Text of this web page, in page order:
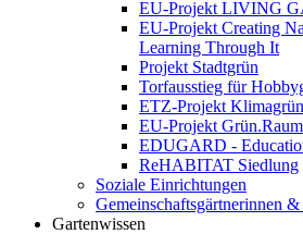
EU-Projekt LIVING
EU-Projekt Creating
Learning Through It
Projekt Stadtgrün
Torfausstieg für
ETZ-Projekt Klimagrün
EU-Projekt Grün.Raum
EDUGARD -
ReHABITAT Siedlung
Soziale Einrichtungen
Gemeinschaftsgärtnerinnen
Gartenwissen